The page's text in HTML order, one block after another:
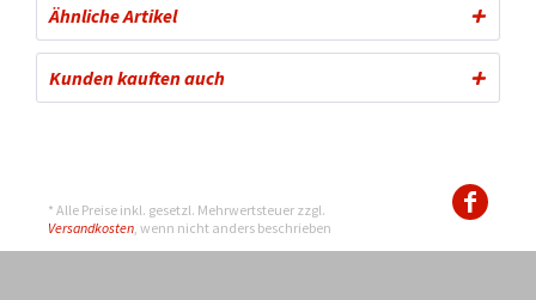
Ähnliche Artikel
Kunden kauften auch
* Alle Preise inkl. gesetzl. Mehrwertsteuer zzgl.
Versandkosten , wenn nicht anders beschrieben